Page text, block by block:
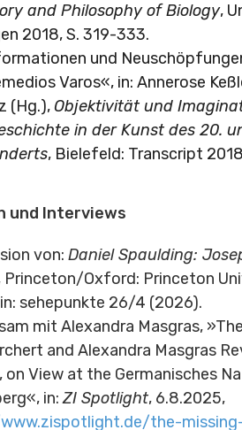
and Philosophy of Biology,
2018, S. 319-333.
und
Varos«, in: Annerose
(Hg.),Objektivität und
in der Kunst des 20.
, Bielefeld: Transcript
und Interviews
von: Daniel Spaulding:
Princeton/Oxford: Princeton
sehepunkte 26/4 (2026).
mit Alexandra Masgras,
and Alexandra Masgras
on View at the Germanisches
in:ZI Spotlight, 6.8.2025,
the-